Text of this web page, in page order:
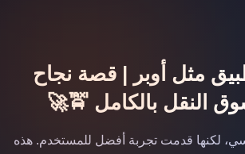
مثل أوبر | قصة نجاح
النقل بالكامل 🚖🚀
لكنها قدمت تجربة أفضل للمستخدم. هذه